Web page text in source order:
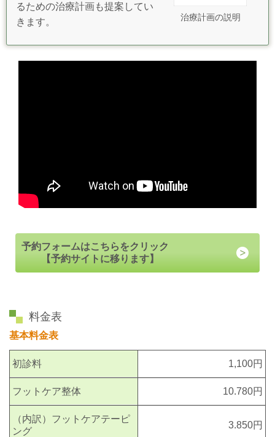
治療計画の説明
るための治療計画も提案してい
きます。
予約フォームはこちらをクリック
【予約サイトに移ります】
料金表
基本料金表
初診料 1,100円
フットケア整体 10.780円
（内訳）フットケアテーピ
ング
3.850円